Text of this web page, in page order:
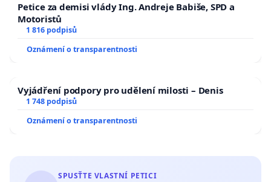
Petice za demisi vlády Ing. Andreje Babiše, SPD a
Motoristů
1 816 podpisů
Oznámení o transparentnosti
Vyjádření podpory pro udělení milosti – Denis
1 748 podpisů
Oznámení o transparentnosti
SPUSŤTE VLASTNÍ PETICI